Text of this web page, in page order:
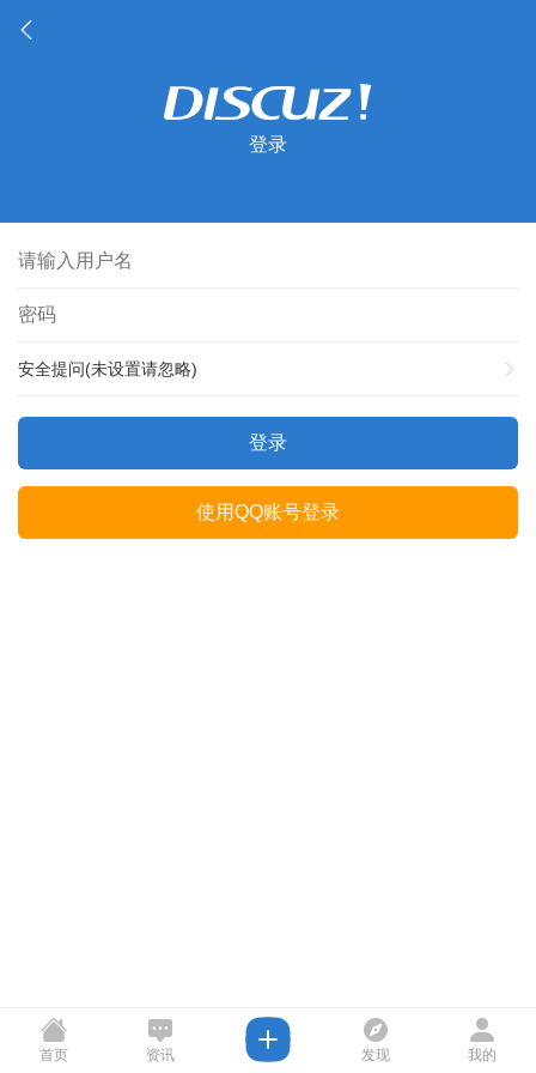
登录
安全提问(未设置请忽略)
登录
使用QQ账号登录
首页 资讯 发现 我的